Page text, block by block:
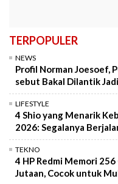
TERPOPULER
NEWS
Profil Norman Joesoef,
sebut Bakal Dilantik
LIFESTYLE
4 Shio yang Menarik
2026: Segalanya
TEKNO
4 HP Redmi Memori
Jutaan, Cocok untuk